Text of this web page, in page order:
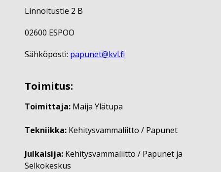
Linnoitustie 2 B
02600 ESPOO
Sähköposti: papunet@kvl.fi
Toimitus:
Toimittaja: Maija Ylätupa
Tekniikka: Kehitysvammaliitto / Papunet
Julkaisija: Kehitysvammaliitto / Papunet ja
Selkokeskus